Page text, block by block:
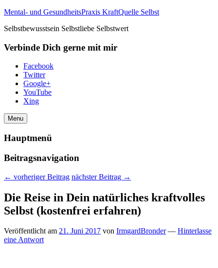
Mental- und GesundheitsPraxis KraftQuelle Selbst
Selbstbewusstsein Selbstliebe Selbstwert
Verbinde Dich gerne mit mir
Facebook
Twitter
Google+
YouTube
Xing
Menu
Hauptmenü
Beitragsnavigation
← vorheriger Beitrag nächster Beitrag →
Die Reise in Dein natürliches kraftvolles
Selbst (kostenfrei erfahren)
Veröffentlicht am 21. Juni 2017 von IrmgardBronder — Hinterlasse
eine Antwort